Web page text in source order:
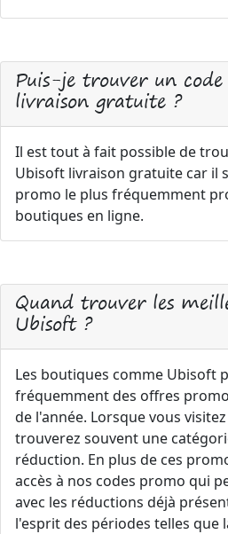
Puis-je trouver un
livraison gratuite ?
Il est tout à fait possible de
Ubisoft livraison gratuite car il
promo le plus fréquemment
boutiques en ligne.
Quand trouver les
Ubisoft ?
Les boutiques comme Ubisoft
fréquemment des offres
de l'année. Lorsque vous
trouverez souvent une
réduction. En plus de ces
accès à nos codes promo qui
avec les réductions déjà
l'esprit des périodes telles que